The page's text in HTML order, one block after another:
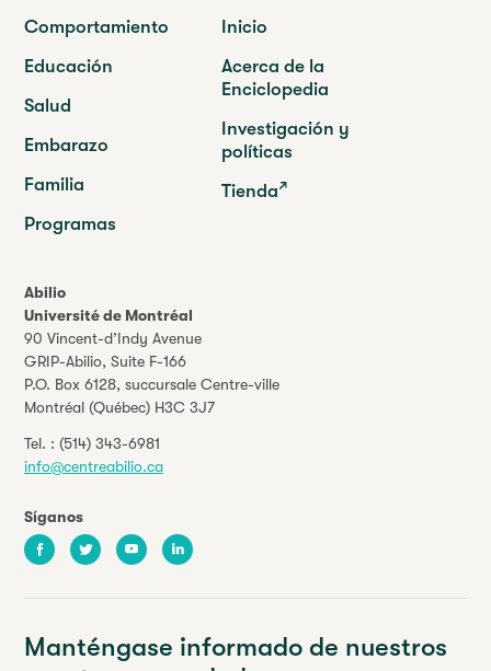
Abilio
Université de Montréal
90 Vincent-d’Indy Avenue
GRIP-Abilio, Suite F-166
P.O. Box 6128, succursale Centre-ville
Montréal (Québec) H3C 3J7
Tel. : (514) 343-6981
info@centreabilio.ca
Síganos
FacebookTwitter YoutubeLinkedIn
Comportamiento
Educación
Salud
Embarazo
Familia
Programas
Inicio
Acerca de la
Enciclopedia
Investigación y
políticas
Tienda
Manténgase informado de nuestros